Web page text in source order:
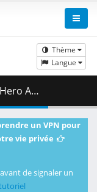
Thème
Langue
( 357.56 MB )
un VPN pour
vie privée
de signaler un